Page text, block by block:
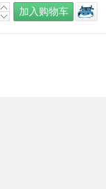
加入购物车